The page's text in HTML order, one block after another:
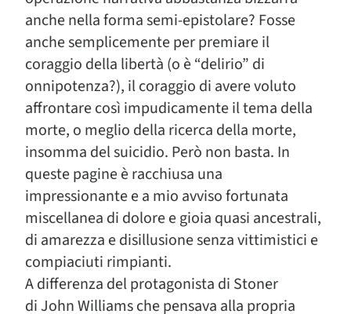
anche nella forma semi-epistolare? Fosse
anche semplicemente per premiare il
coraggio della libertà (o è “delirio” di
onnipotenza?), il coraggio di avere voluto
affrontare così impudicamente il tema della
morte, o meglio della ricerca della morte,
insomma del suicidio. Però non basta. In
queste pagine è racchiusa una
impressionante e a mio avviso fortunata
miscellanea di dolore e gioia quasi ancestrali,
di amarezza e disillusione senza vittimistici e
compiaciuti rimpianti.
A differenza del protagonista di Stoner
di John Williams che pensava alla propria